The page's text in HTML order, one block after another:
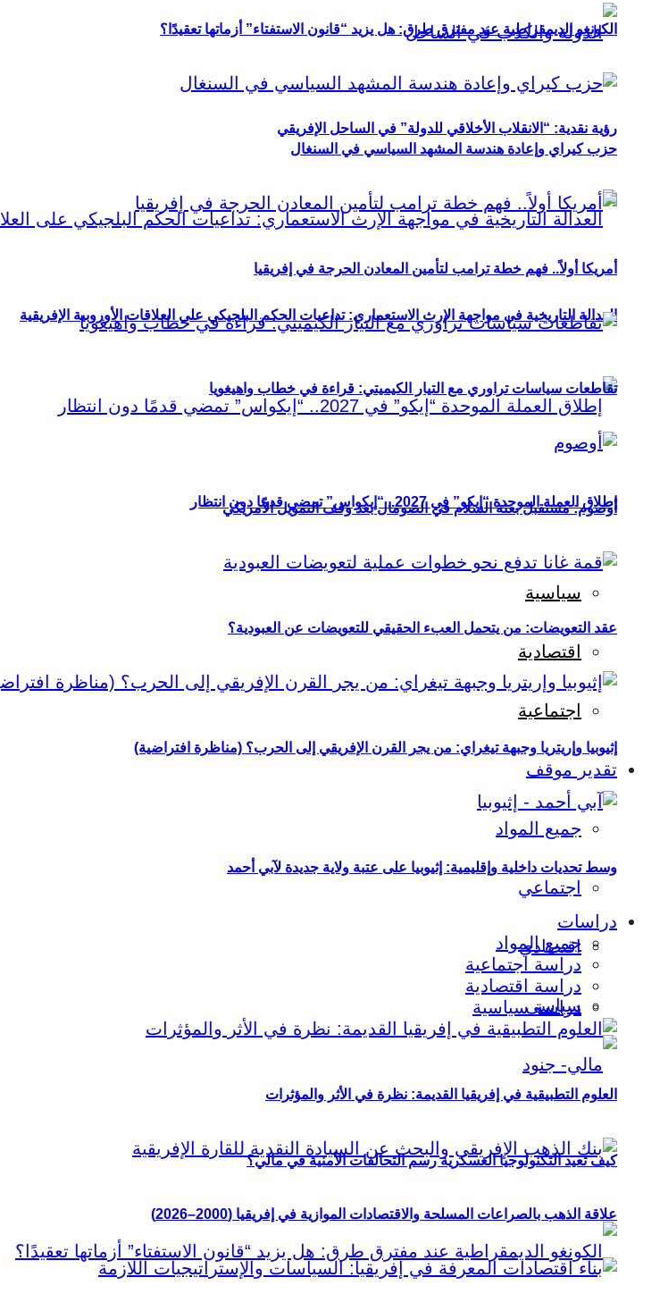
رؤية نقدية: “الانقلاب الأخلاقي للدولة” في الساحل الإفريقي
العدالة التاريخية في مواجهة الإرث الاستعماري: تداعيات الحكم البلجيكي على العلاقات الأوروبية الإفريقية
إطلاق العملة الموحدة “إيكو” في 2027.. “إيكواس” تمضي قدمًا دون انتظار
سياسية
اقتصادية
اجتماعية
تقدير موقف
جميع المواد
اجتماعي
اقتصادي
سياسي
كيف تعيد التكنولوجيا العسكرية رسم التحالفات الأمنية في مالي؟
الكونغو الديمقراطية عند مفترق طرق: هل يزيد “قانون الاستفتاء” أزماتها تعقيدًا؟
حزب كيراي وإعادة هندسة المشهد السياسي في السنغال
أمريكا أولاً.. فهم خطة ترامب لتأمين المعادن الحرجة في إفريقيا
تقاطعات سياسات تراوري مع التيار الكيميتي: قراءة في خطاب واهيغويا
أوصوم: مستقبل بعثة السلام في الصومال بعد وقف التمويل الأمريكي
عقد التعويضات: من يتحمل العبء الحقيقي للتعويضات عن العبودية؟
إثيوبيا وإريتريا وجبهة تيغراي: من يجر القرن الإفريقي إلى الحرب؟ (مناظرة افتراضية)
وسط تحديات داخلية وإقليمية: إثيوبيا على عتبة ولاية جديدة لآبي أحمد
دراسات
جميع المواد
دراسة اجتماعية
دراسة اقتصادية
دراسة سياسية
العلوم التطبيقية في إفريقيا القديمة: نظرة في الأثر والمؤثرات
علاقة الذهب بالصراعات المسلحة والاقتصادات الموازية في إفريقيا (2000–2026)